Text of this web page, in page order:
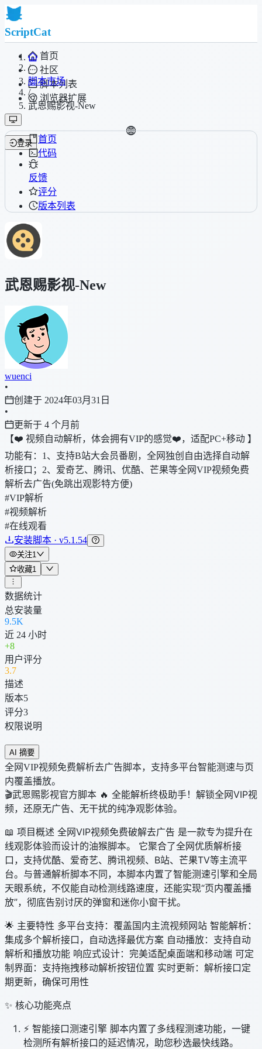
ScriptCat
首页
社区
脚本列表
浏览器扩展
登录
/
脚本市场
/
武恩赐影视-New
首页
代码
反馈
评分
版本列表
武恩赐影视-New
wuenci
•
创建于 2024年03月31日
•
更新于 4 个月前
【❤️ 视频自动解析，体会拥有VIP的感觉❤️，适配PC+移动 】
功能有：1、支持B站大会员番剧，全网独创自由选择自动解
析接口；2、爱奇艺、腾讯、优酷、芒果等全网VIP视频免费
解析去广告(免跳出观影特方便)
#VIP解析
#视频解析
#在线观看
安装脚本 · v5.1.54
关注1
收藏1
数据统计
总安装量
9.5K
近 24 小时
+8
用户评分
3.7
描述
版本5
评分3
权限说明
AI 摘要
全网VIP视频免费解析去广告脚本，支持多平台智能测速与页
内覆盖播放。
🎬武恩赐影视官方脚本 🔥 全能解析终极助手！解锁全网VIP视
频，还原无广告、无干扰的纯净观影体验。
📖 项目概述 全网VIP视频免费破解去广告 是一款专为提升在
线观影体验而设计的油猴脚本。 它聚合了全网优质解析接
口，支持优酷、爱奇艺、腾讯视频、B站、芒果TV等主流平
台。与普通解析脚本不同，本脚本内置了智能测速引擎和全局
天眼系统，不仅能自动检测线路速度，还能实现“页内覆盖播
放”，彻底告别讨厌的弹窗和迷你小窗干扰。
🌟 主要特性 多平台支持：覆盖国内主流视频网站 智能解析：
集成多个解析接口，自动选择最优方案 自动播放：支持自动
解析和播放功能 响应式设计：完美适配桌面端和移动端 可定
制界面：支持拖拽移动解析按钮位置 实时更新：解析接口定
期更新，确保可用性
✨ 核心功能亮点
⚡ 智能接口测速引擎 脚本内置了多线程测速功能，一键
检测所有解析接口的延迟情况，助您秒选最快线路。